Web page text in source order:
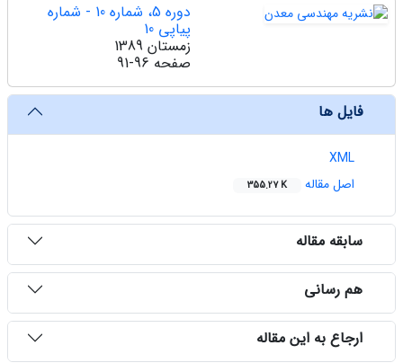
دوره 5، شماره 10 - شماره
پیاپی 10
زمستان 1389
صفحه 91-96
فایل ها
XML
اصل مقاله
355.27 K
سابقه مقاله
هم رسانی
ارجاع به این مقاله